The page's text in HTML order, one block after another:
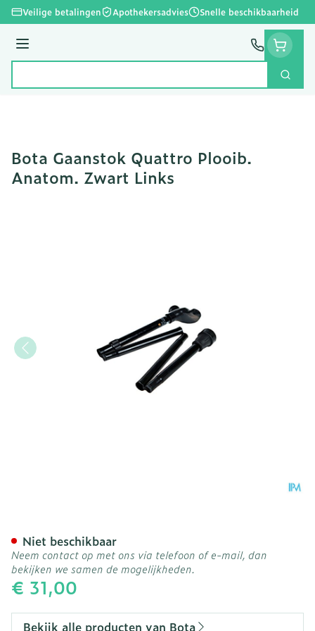
Ga naar de inhoud
Veilige betalingen Apothekersadvies Snelle beschikbaarheid
Menu
Zoek
Bota Gaanstok Quattro Plooib.
Anatom. Zwart Links
€ 31,00
Niet beschikbaar
Neem contact op met ons via telefoon of e-mail, dan
bekijken we samen de mogelijkheden.
Bekijk alle producten van Bota